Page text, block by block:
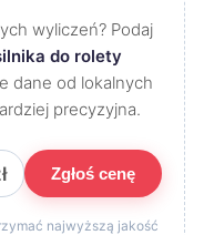
wyliczeń? Podaj
do rolety
dane od lokalnych
precyzyjna.
Zgłoś cenę
najwyższą jakość